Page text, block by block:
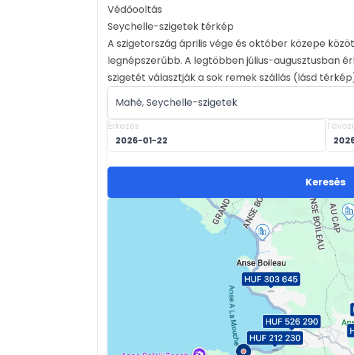
Védőooltás
Seychelle-szigetek térkép
A szigetország április vége és október közepe
legnépszerűbb. A legtöbben július-augusztusban
szigetét választják a sok remek szállás (lásd
Érkezés
Keresés